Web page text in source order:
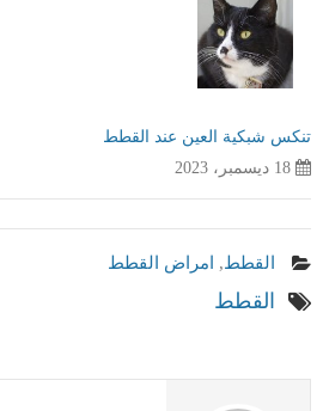
تنكس شبكية العين عند القطط
18 ديسمبر، 2023
القطط, امراض القطط
القطط